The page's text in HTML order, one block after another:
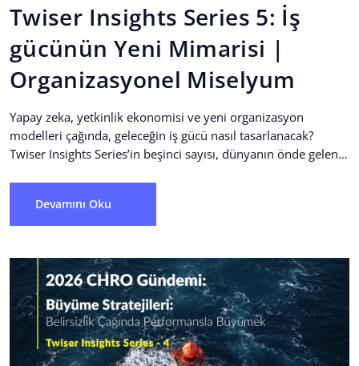
Twiser Insights Series 5: İş
gücünün Yeni Mimarisi |
Organizasyonel Miselyum
Yapay zeka, yetkinlik ekonomisi ve yeni organizasyon
modelleri çağında, geleceğin iş gücü nasıl tasarlanacak?
Twiser Insights Series’in beşinci sayısı, dünyanın önde gelen
Devamını Oku